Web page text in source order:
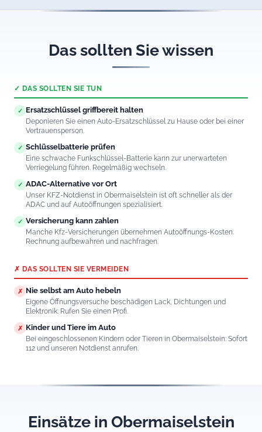
Das sollten Sie wissen
✓ DAS SOLLTEN SIE TUN
✓ Ersatzschlüssel griffbereit halten
Deponieren Sie einen Auto-Ersatzschlüssel zu Hause oder bei einer
Vertrauensperson.
✓ Schlüsselbatterie prüfen
Eine schwache Funkschlüssel-Batterie kann zur unerwarteten
Verriegelung führen. Regelmäßig wechseln.
✓ ADAC-Alternative vor Ort
Unser KFZ-Notdienst in Obermaiselstein ist oft schneller als der
ADAC und auf Autoöffnungen spezialisiert.
✓ Versicherung kann zahlen
Manche Kfz-Versicherungen übernehmen Autoöffnungs-Kosten.
Rechnung aufbewahren und nachfragen.
✗ DAS SOLLTEN SIE VERMEIDEN
✗ Nie selbst am Auto hebeln
Eigene Öffnungsversuche beschädigen Lack, Dichtungen und
Elektronik. Rufen Sie einen Profi.
✗ Kinder und Tiere im Auto
Bei eingeschlossenen Kindern oder Tieren in Obermaiselstein: Sofort
112 und unseren Notdienst anrufen.
Einsätze in Obermaiselstein